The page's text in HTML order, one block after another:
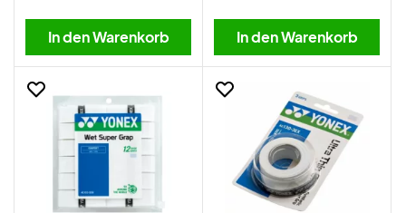
In den Warenkorb In den Warenkorb